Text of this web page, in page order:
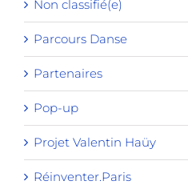
Non classifié(e)
Parcours Danse
Partenaires
Pop-up
Projet Valentin Haüy
Réinventer.Paris